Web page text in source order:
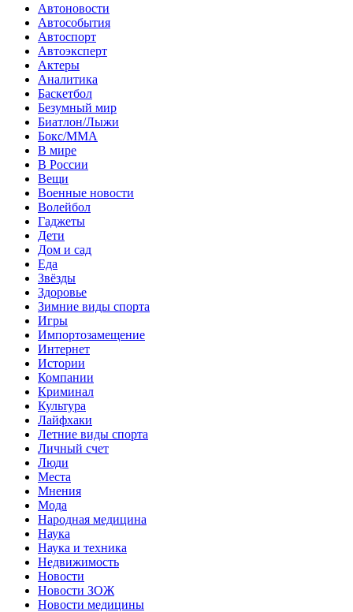
Автоновости
Автособытия
Автоспорт
Автоэксперт
Актеры
Аналитика
Баскетбол
Безумный мир
Биатлон/Лыжи
Бокс/MMA
В мире
В России
Вещи
Военные новости
Волейбол
Гаджеты
Дети
Дом и сад
Еда
Звёзды
Здоровье
Зимние виды спорта
Игры
Импортозамещение
Интернет
Истории
Компании
Криминал
Культура
Лайфхаки
Летние виды спорта
Личный счет
Люди
Места
Мнения
Мода
Народная медицина
Наука
Наука и техника
Недвижимость
Новости
Новости ЗОЖ
Новости медицины